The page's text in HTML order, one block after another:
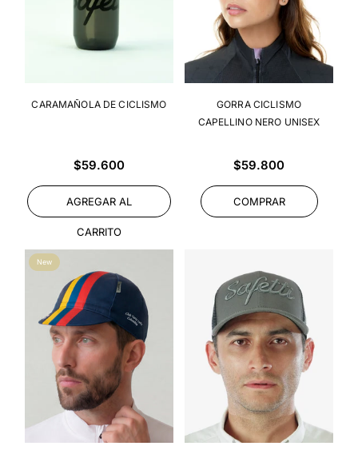
CARAMAÑOLA DE CICLISMO
Precio
$59.600
AGREGAR AL
CARRITO
GORRA CICLISMO
CAPELLINO NERO UNISEX
Precio
$59.800
COMPRAR
New